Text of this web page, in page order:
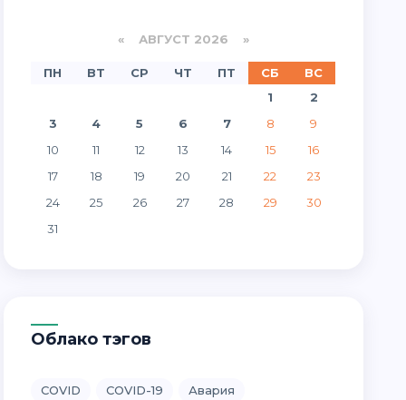
«АВГУСТ 2026 »
ПН ВТ СР ЧТ ПТ СБ
ВС
1
2
3
4 5 6 7 8
9
10
11 12 13 14 15
16
17
18 19 20 21 22
23
24
25 26 27 28 29
30
31
Облако тэгов
COVID COVID-19 Авария